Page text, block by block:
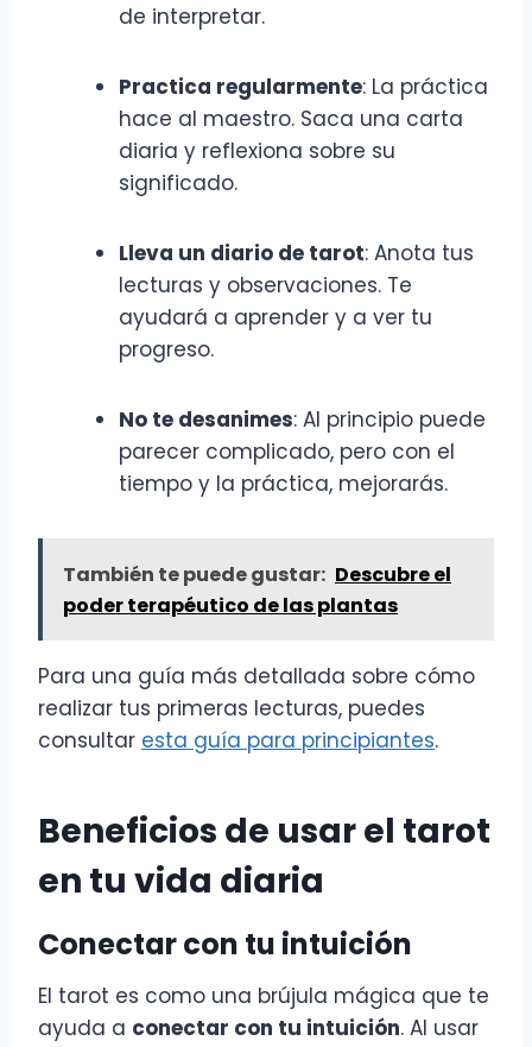
de interpretar.
Practica regularmente: La práctica
hace al maestro. Saca una carta
diaria y reflexiona sobre su
significado.
Lleva un diario de tarot: Anota tus
lecturas y observaciones. Te
ayudará a aprender y a ver tu
progreso.
No te desanimes: Al principio puede
parecer complicado, pero con el
tiempo y la práctica, mejorarás.
También te puede gustar: Descubre el
poder terapéutico de las plantas
Para una guía más detallada sobre cómo
realizar tus primeras lecturas, puedes
consultar esta guía para principiantes.
Beneficios de usar el tarot
en tu vida diaria
Conectar con tu intuición
El tarot es como una brújula mágica que te
ayuda a conectar con tu intuición. Al usar